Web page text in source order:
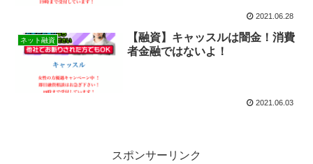
2021.06.28
ネット融資
【融資】キャッスルは闇金！消費
者金融ではないよ！
2021.06.03
スポンサーリンク